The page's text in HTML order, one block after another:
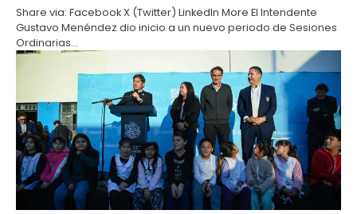
Share via: Facebook X (Twitter) LinkedIn More El Intendente
Gustavo Menéndez dio inicio a un nuevo periodo de Sesiones
Ordinarias…